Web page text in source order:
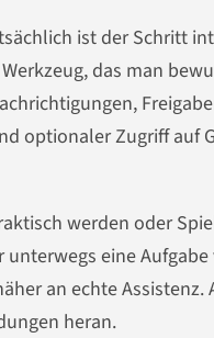
ist der Schritt
das man
optionaler Zugriff auf
werden oder
eine
an echte Assistenz.
heran.